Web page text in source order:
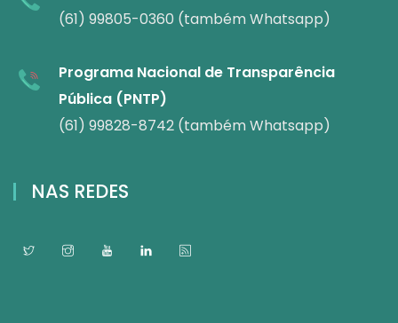
(61) 99805-0360 (também Whatsapp)
Programa Nacional de Transparência
Pública (PNTP)
(61) 99828-8742 (também Whatsapp)
NAS REDES